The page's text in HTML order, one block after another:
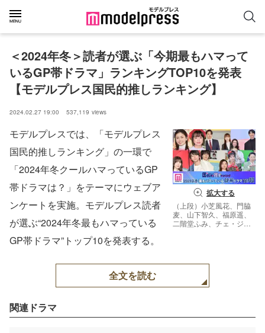
＜2024年冬＞読者が選ぶ「今期最もハマって
いるGP帯ドラマ」ランキングTOP10を発表
【モデルプレス国民的推しランキング】
2024.02.27 19:00 537,119 views
拡大する
（上段）小芝風花、門脇
麦、山下智久、福原遥、
二階堂ふみ、チェ・ジョ
デルプレス
モデルプレスでは、「モデルプレス
国民的推しランキング」の一環で
「2024年冬クールハマっているGP
帯ドラマは？」をテーマにウェブア
ンケートを実施。モデルプレス読者
が選ぶ“2024年冬最もハマっている
GP帯ドラマ”トップ10を発表する。
全文を読む
関連ドラマ